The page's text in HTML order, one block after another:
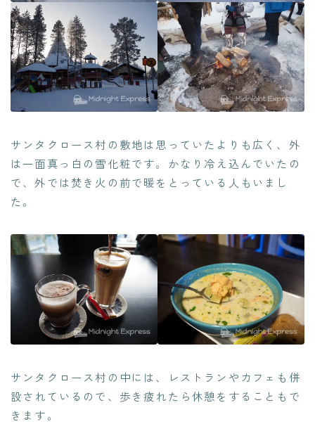
サンタクロース村の敷地は思っていたよりも広く、外
は一面真っ白の雪化粧です。かなり冷え込んでいたの
で、外では焚き火の前で暖をとっている人もいまし
た。
サンタクロース村の中には、レストランやカフェも併
設されているので、歩き疲れたら休憩をすることもで
きます。